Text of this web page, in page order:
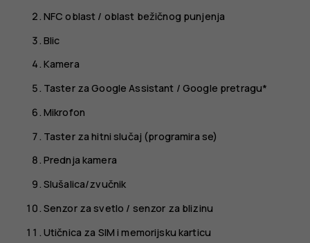
NFC oblast / oblast bežičnog punjenja
Blic
Kamera
Taster za Google Assistant / Google pretragu*
Mikrofon
Taster za hitni slučaj (programira se)
Prednja kamera
Slušalica/zvučnik
Senzor za svetlo / senzor za blizinu
Utičnica za SIM i memorijsku karticu